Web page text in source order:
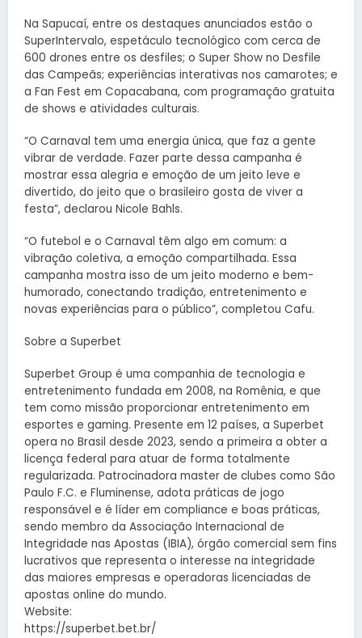
Na Sapucaí, entre os destaques anunciados estão o
SuperIntervalo, espetáculo tecnológico com cerca de
600 drones entre os desfiles; o Super Show no Desfile
das Campeãs; experiências interativas nos camarotes; e
a Fan Fest em Copacabana, com programação gratuita
de shows e atividades culturais.
“O Carnaval tem uma energia única, que faz a gente
vibrar de verdade. Fazer parte dessa campanha é
mostrar essa alegria e emoção de um jeito leve e
divertido, do jeito que o brasileiro gosta de viver a
festa”, declarou Nicole Bahls.
“O futebol e o Carnaval têm algo em comum: a
vibração coletiva, a emoção compartilhada. Essa
campanha mostra isso de um jeito moderno e bem-
humorado, conectando tradição, entretenimento e
novas experiências para o público”, completou Cafu.
Sobre a Superbet
Superbet Group é uma companhia de tecnologia e
entretenimento fundada em 2008, na Romênia, e que
tem como missão proporcionar entretenimento em
esportes e gaming. Presente em 12 países, a Superbet
opera no Brasil desde 2023, sendo a primeira a obter a
licença federal para atuar de forma totalmente
regularizada. Patrocinadora master de clubes como São
Paulo F.C. e Fluminense, adota práticas de jogo
responsável e é líder em compliance e boas práticas,
sendo membro da Associação Internacional de
Integridade nas Apostas (IBIA), órgão comercial sem fins
lucrativos que representa o interesse na integridade
das maiores empresas e operadoras licenciadas de
apostas online do mundo.
Website:
https://superbet.bet.br/